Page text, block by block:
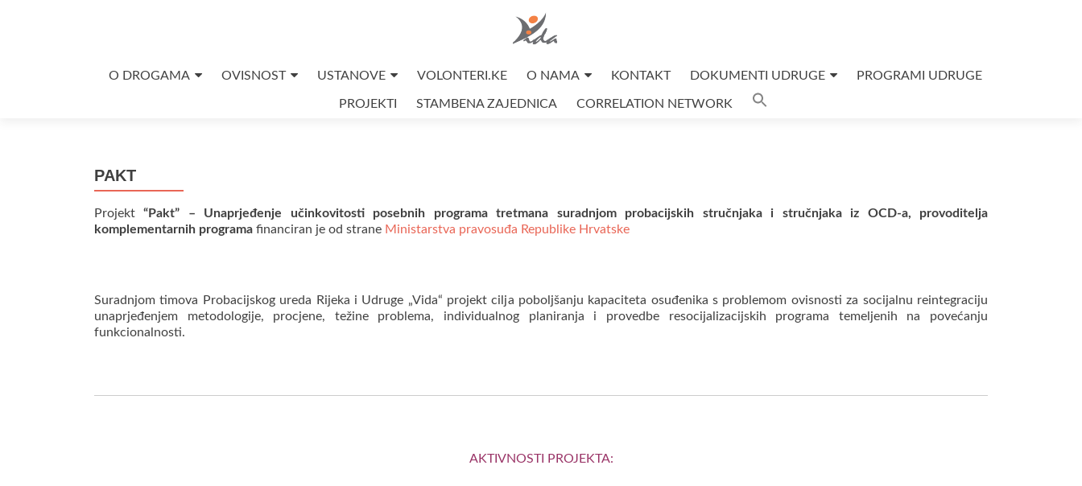
SkipO DROGAMA OVISNOST USTANOVE VOLONTERI.KE O NAMA KONTAKT DOKUMENTI UDRUGE PROGRAMI UDRUGE
PROJEKTI STAMBENA ZAJEDNICA CORRELATION NETWORK
PAKT
Projekt“Pakt” – Unaprjeđenje učinkovitosti posebnih programa tretmana suradnjom probacijskih stručnjaka i stručnjaka iz OCD-a, provoditelja
komplementarnih programa financiran je od strane Ministarstva pravosuđa Republike Hrvatske
Suradnjom timova Probacijskog ureda Rijeka i Udruge „Vida“ projekt cilja poboljšanju kapaciteta osuđenika s problemom ovisnosti za socijalnu reintegraciju
unaprjeđenjem metodologije, procjene, težine problema, individualnog planiranja i provedbe resocijalizacijskih programa temeljenih na povećanju
funkcionalnosti.
AKTIVNOSTI PROJEKTA: